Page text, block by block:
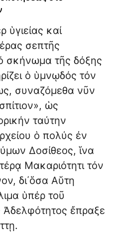
ὑγιείας καί
σεπτῆς
σκήνωμα τῆς δόξης
ὁ ὑμνῳδός τόν
συναζόμεθα νῦν
ὡς
ταύτην
ὁ πολύς ἐν
Δοσίθεος, ἵνα
Μακαριότητι τόν
δι΄ὅσα Αὕτη
ὑπέρ τοῦ
Ἀδελφότητος ἔπραξε